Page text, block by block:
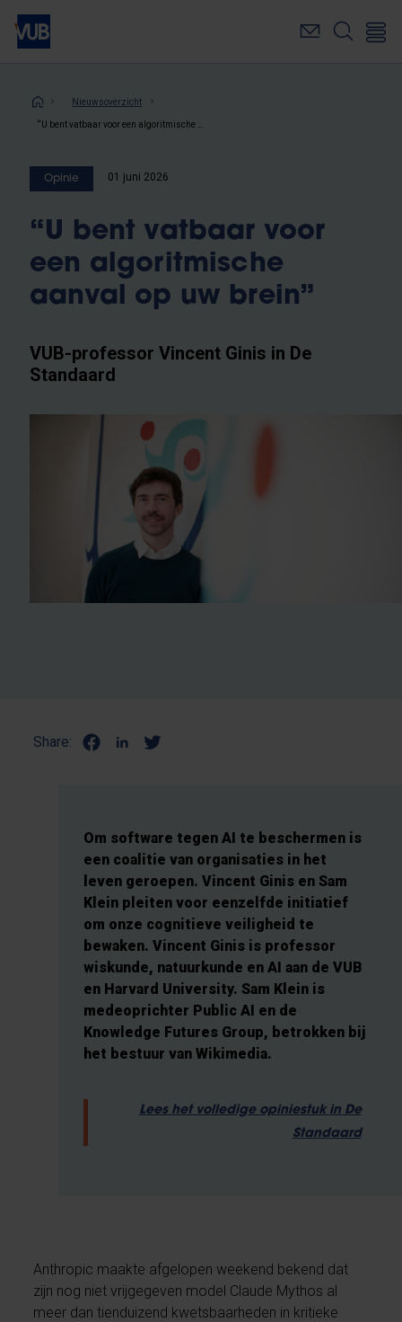
Overslaan
naar
inhoudKruimelpad
Nieuwsoverzicht
Opinie 01 juni 2026
“U bent vatbaar voor
een algoritmische
aanval op uw brein”
VUB-professor Vincent Ginis in De
Standaard
Share:
Om software tegen AI te beschermen is
een coalitie van organisaties in het
leven geroepen. Vincent Ginis en Sam
Klein pleiten voor eenzelfde initiatief
om onze cognitieve veiligheid te
bewaken. Vincent Ginis is professor
wiskunde, natuurkunde en AI aan de VUB
en Harvard University. Sam Klein is
medeoprichter Public AI en de
Knowledge Futures Group, betrokken bij
het bestuur van Wikimedia.
Lees het volledige opiniestuk in De
Standaard
Anthropic maakte afgelopen weekend bekend dat
zijn nog niet vrijgegeven model Claude Mythos al
meer dan tienduizend kwetsbaarheden in kritieke